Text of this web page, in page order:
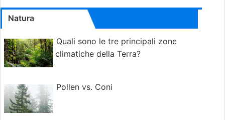
Natura
Quali sono le tre principali zone
climatiche della Terra?
Pollen vs. Coni